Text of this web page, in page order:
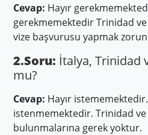
Cevap: Hayır
gerekmemektedir Trinidad
vize başvurusu yapmak
2.Soru: İtalya, Trinidad
mu?
Cevap: Hayır
istenmemektedir. Trinidad
bulunmalarına gerek yoktur.